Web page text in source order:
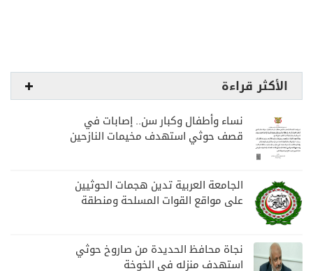
الأكثر قراءة
نساء وأطفال وكبار سن.. إصابات في
قصف حوثي استهدف مخيمات النازحين
الجامعة العربية تدين هجمات الحوثيين
على مواقع القوات المسلحة ومنطقة
نجاة محافظ الحديدة من صاروخ حوثي
استهدف منزله في الخوخة